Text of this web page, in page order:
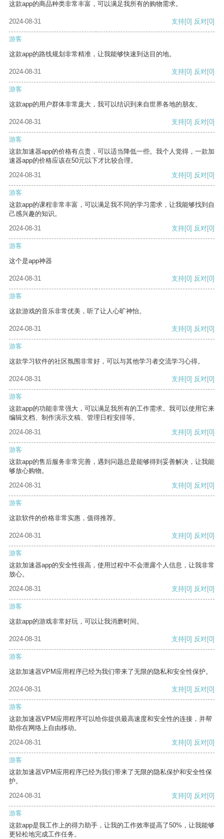
这款app的商品种类非常丰富，可以满足我所有的购物需求。
2024-08-31 支持[0] 反对[0]
游客
这款app的路线规划非常精准，让我能够快速到达目的地。
2024-08-31 支持[0] 反对[0]
游客
这款app的用户群体非常庞大，我可以结识到来自世界各地的朋友。
2024-08-31 支持[0] 反对[0]
游客
这款加速器app的价格有点贵，可以适当降低一些。我个人觉得，一款加
速器app的价格应该在50元以下才比较合理。
2024-08-31
支持[0] 反对[0]
游客
这款app的课程非常丰富，可以满足我不同的学习需求，让我能够找到自
己感兴趣的知识。
2024-08-31
支持[0] 反对[0]
游客
这个是app神器
2024-08-31 支持[0] 反对[0]
游客
这款游戏的音乐非常优美，听了让人心旷神怡。
2024-08-31 支持[0] 反对[0]
游客
这款学习软件的社区氛围非常好，可以与其他学习者交流学习心得。
2024-08-31 支持[0] 反对[0]
游客
这款app的功能非常强大，可以满足我所有的工作需求。我可以使用它来
编辑文档、制作演示文稿、管理日程安排等。
2024-08-31
支持[0] 反对[0]
游客
这款app的售后服务非常完善，遇到问题总是能够得到妥善解决，让我能
够放心购物。
2024-08-31
支持[0] 反对[0]
游客
这款软件的价格非常实惠，值得推荐。
2024-08-31 支持[0] 反对[0]
游客
这款加速器app的安全性很高，使用过程中不会泄露个人信息，让我非常
放心。
2024-08-31
支持[0] 反对[0]
游客
这款app的游戏非常好玩，可以让我消磨时间。
2024-08-31 支持[0] 反对[0]
游客
这款加速器VPM应用程序已经为我们带来了无限的隐私和安全性保护。
2024-08-31 支持[0] 反对[0]
游客
这款加速器VPM应用程序可以给你提供最高速度和安全性的连接，并帮
助你在网络上自由移动。
2024-08-31
支持[0] 反对[0]
游客
这款加速器VPM应用程序已经为我们带来了无限的隐私保护和安全性保
护。
2024-08-31
支持[0] 反对[0]
游客
这款app是我工作上的得力助手，让我的工作效率提高了50%，让我能够
更轻松地完成工作任务。